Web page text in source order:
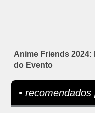
Anime Friends
do Evento
•